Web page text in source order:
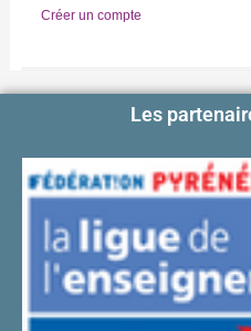
Créer un compte
Les